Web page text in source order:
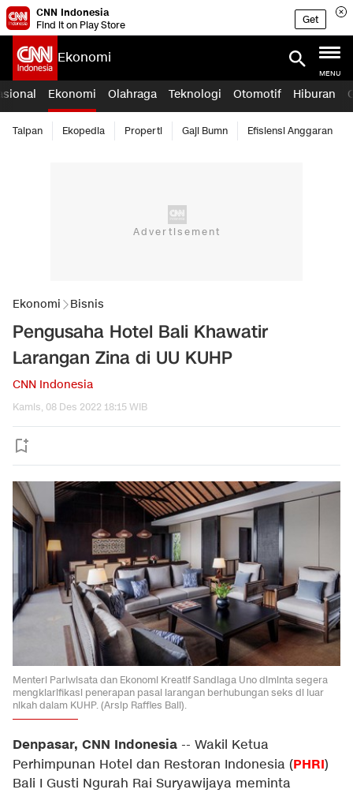
CNN Indonesia
Find it on Play Store
Get
Ekonomi
MENU
Ekonomi Olahraga Teknologi Otomotif Hiburan
Taipan Ekopedia Properti Gaji Bumn Efisiensi Anggaran
Ekonomi Bisnis
Pengusaha Hotel Bali Khawatir
Larangan Zina di UU KUHP
CNN Indonesia
Kamis, 08 Des 2022 18:15 WIB
Menteri Pariwisata dan Ekonomi Kreatif Sandiaga Uno diminta segera
mengklarifikasi penerapan pasal larangan berhubungan seks di luar
nikah dalam KUHP. (Arsip Raffles Bali).
Denpasar, CNN Indonesia -- Wakil Ketua
Perhimpunan Hotel dan Restoran Indonesia (PHRI)
Bali I Gusti Ngurah Rai Suryawijaya meminta